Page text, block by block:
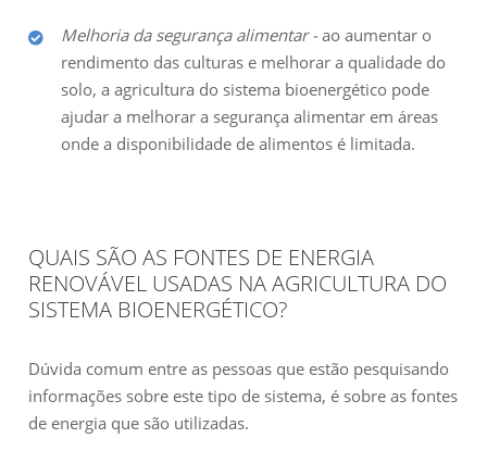
Melhoria da segurança alimentar -ao aumentar o
rendimento das culturas e melhorar a qualidade do
solo, a agricultura do sistema bioenergético pode
ajudar a melhorar a segurança alimentar em áreas
onde a disponibilidade de alimentos é limitada.
QUAIS SÃO AS FONTES DE ENERGIA
RENOVÁVEL USADAS NA AGRICULTURA DO
SISTEMA BIOENERGÉTICO?
Dúvida comum entre as pessoas que estão pesquisando
informações sobre este tipo de sistema, é sobre as fontes
de energia que são utilizadas.